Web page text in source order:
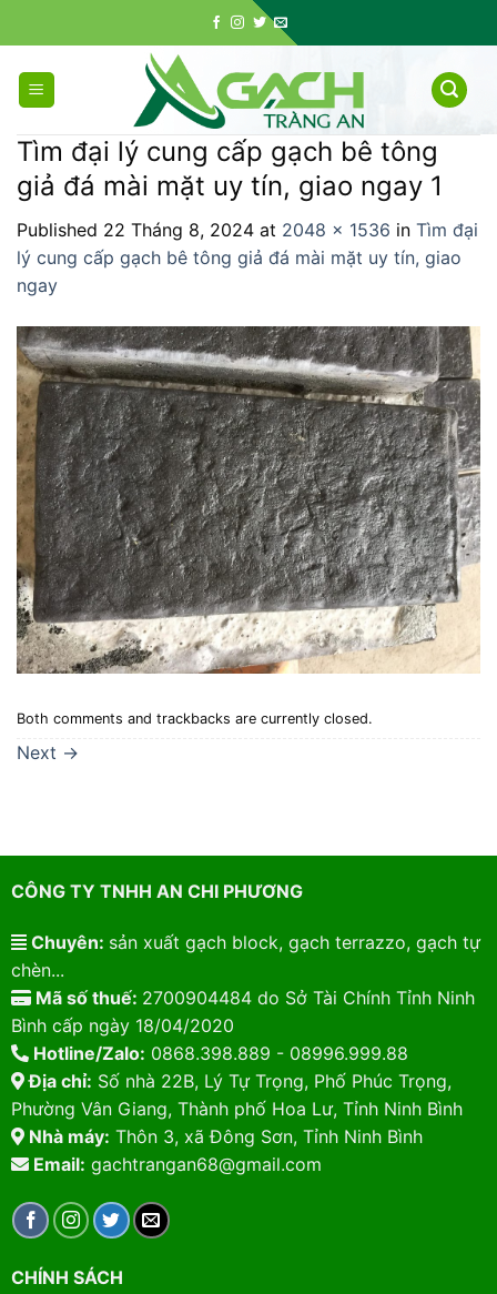
to
content
Tìm đại lý cung cấp gạch bê tông
giả đá mài mặt uy tín, giao ngay 1
Published 22 Tháng 8, 2024 at 2048 × 1536 in Tìm đại
lý cung cấp gạch bê tông giả đá mài mặt uy tín, giao
ngay
Both comments and trackbacks are currently closed.
Next →
CÔNG TY TNHH AN CHI PHƯƠNG
Chuyên: sản xuất gạch block, gạch terrazzo, gạch tự
chèn...
Mã số thuế: 2700904484 do Sở Tài Chính Tỉnh Ninh
Bình cấp ngày 18/04/2020
Hotline/Zalo: 0868.398.889 - 08996.999.88
Địa chỉ: Số nhà 22B, Lý Tự Trọng, Phố Phúc Trọng,
Phường Vân Giang, Thành phố Hoa Lư, Tỉnh Ninh Bình
Nhà máy: Thôn 3, xã Đông Sơn, Tỉnh Ninh Bình
Email: gachtrangan68@gmail.com
CHÍNH SÁCH